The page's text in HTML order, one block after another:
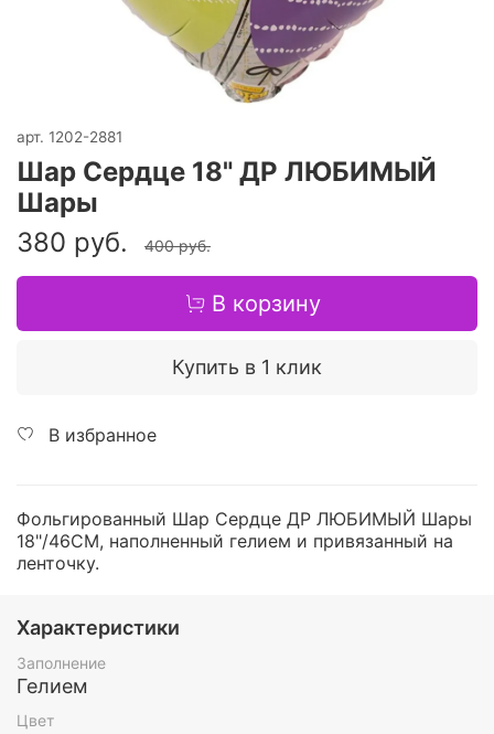
арт. 1202-2881
Шар Сердце 18" ДР ЛЮБИМЫЙ
Шары
380 руб.
400 руб.
В корзину
Купить в 1 клик
В избранное
Фольгированный Шар Сердце ДР ЛЮБИМЫЙ Шары
18"/46СМ, наполненный гелием и привязанный на
ленточку.
Характеристики
Заполнение
Гелием
Цвет